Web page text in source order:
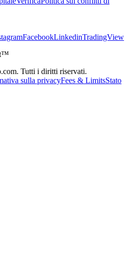
FacebookLinkedinTradingView
Tutti i diritti riservati.
sulla privacyFees & LimitsStato